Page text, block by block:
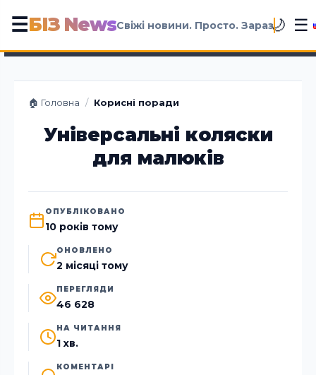
☰БІЗ NewsСвіжі новини. Просто. Зараз🌙 ☰
🏠 Головна / Корисні поради
Універсальні коляски
для малюків
ОПУБЛІКОВАНО
10 років тому
ОНОВЛЕНО
2 місяці тому
ПЕРЕГЛЯДИ
46 628
НА ЧИТАННЯ
1 хв.
КОМЕНТАРІ